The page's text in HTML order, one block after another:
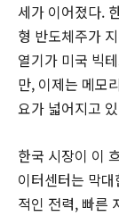
세가 이어졌다.
형 반도체주가
열기가 미국 빅
만, 이제는 메모
요가 넓어지고
한국 시장이 이
이터센터는 막
적인 전력, 빠른